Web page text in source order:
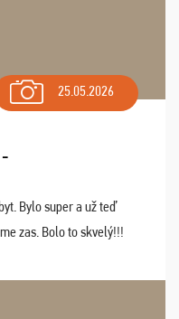
25.05.2026
-
Bylo super a už teď
zas. Bolo to skvelý!!!